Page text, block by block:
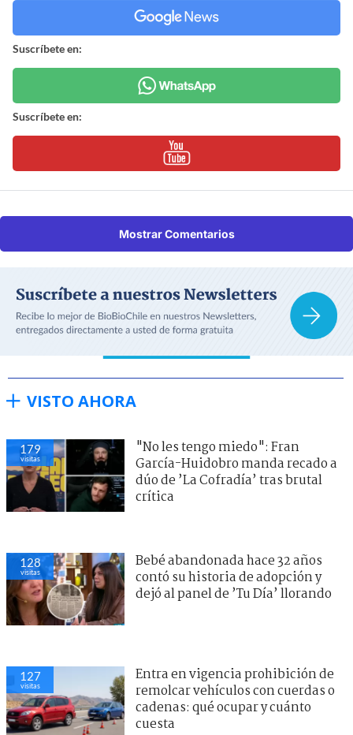
Suscríbete en:
Suscríbete en:
Mostrar Comentarios
VISTO AHORA
179
visitas
"No les tengo miedo": Fran
García-Huidobro manda recado a
dúo de ’La Cofradía’ tras brutal
crítica
128
visitas
Bebé abandonada hace 32 años
contó su historia de adopción y
dejó al panel de ’Tu Día’ llorando
127
visitas
Entra en vigencia prohibición de
remolcar vehículos con cuerdas o
cadenas: qué ocupar y cuánto
cuesta